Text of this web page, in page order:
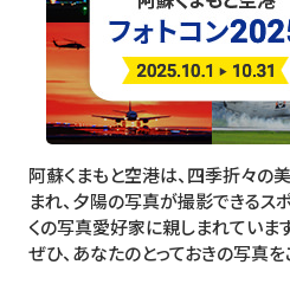
阿蘇くまもと空港は、四季折々の
まれ、夕陽の写真が撮影できるスポ
くの写真愛好家に親しまれています
ぜひ、あなたのとっておきの写真を